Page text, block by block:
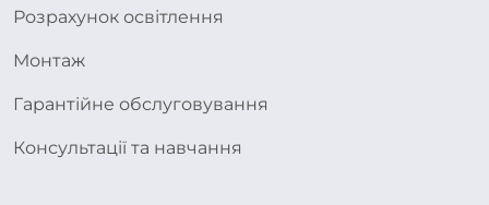
Розрахунок освітлення
Монтаж
Гарантійне обслуговування
Консультації та навчання